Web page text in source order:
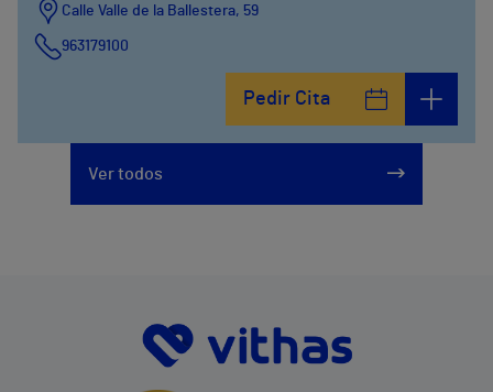
Calle Valle de la Ballestera, 59
963179100
Pedir Cita
Ver todos